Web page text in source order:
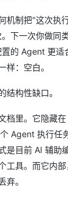
机制把"这次执
。下一次你做
的 Agent 更适
样：空白。
结构性缺口。
档里。它隐藏在
Agent 执行任
是目前 AI 辅助
工具。而它内
弃。